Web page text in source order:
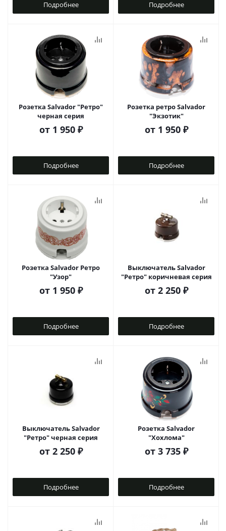
Подробнее Подробнее
Розетка Salvador "Ретро"
черная серия
от 1 950 ₽
Подробнее
Розетка ретро Salvador
"Экзотик"
от 1 950 ₽
Подробнее
Розетка Salvador Ретро
"Узор"
от 1 950 ₽
Подробнее
Выключатель Salvador
"Ретро" коричневая серия
от 2 250 ₽
Подробнее
Выключатель Salvador
"Ретро" черная серия
от 2 250 ₽
Подробнее
Розетка Salvador
"Хохлома"
от 3 735 ₽
Подробнее